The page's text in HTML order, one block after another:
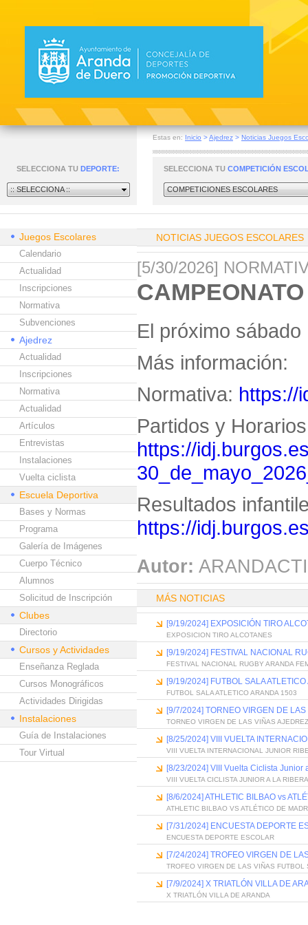
Estas en: Inicio >Ajedrez > Noticias Juegos
SELECCIONA TUDEPORTE:
:: SELECCIONA ::
SELECCIONA TU COMPETICIÓN
COMPETICIONES ESCOLARES
Juegos Escolares
Calendario
Actualidad
Inscripciones
Normativa
Subvenciones
Ajedrez
Actualidad
Inscripciones
Normativa
Actualidad
Artículos
Entrevistas
Instalaciones
Vuelta ciclista
Escuela Deportiva
Bases y Normas
Programa
Galería de Imágenes
Cuerpo Técnico
Alumnos
Solicitud de Inscripción
Clubes
Directorio
Cursos y Actividades
Enseñanza Reglada
Cursos Monográficos
Actividades Dirigidas
Instalaciones
Guía de Instalaciones
Tour Virtual
NOTICIAS JUEGOS ESCOLARES
[5/30/2026]
El próximo
Más información:
Normativa: https://
Partidos y
https://
Resultados
https://
Autor:
MÁS NOTICIAS
[9/19/2024] EXPOSICIÓN TIRO
EXPOSICION TIRO ALCOTANES
[9/19/2024] FESTIVAL NACIONAL
FESTIVAL NACIONAL RUGBY ARANDA
[9/19/2024] FUTBOL SALA
FUTBOL SALA ATLETICO ARANDA 1503
[9/7/2024] TORNEO VIRGEN DE
TORNEO VIRGEN DE LAS VIÑAS
[8/25/2024] VIII VUELTA
VIII VUELTA INTERNACIONAL JUNIOR
[8/23/2024] VIII Vuelta Ciclista Junior
VIII VUELTA CICLISTA JUNIOR A LA
[8/6/2024] ATHLETIC BILBAO vs
ATHLETIC BILBAO VS ATLÉTICO DE
[7/31/2024] ENCUESTA DEPORTE
ENCUESTA DEPORTE ESCOLAR
[7/24/2024] TROFEO VIRGEN DE
TROFEO VIRGEN DE LAS VIÑAS FUTBOL
[7/9/2024] X TRIATLÓN VILLA DE
X TRIATLÓN VILLA DE ARANDA